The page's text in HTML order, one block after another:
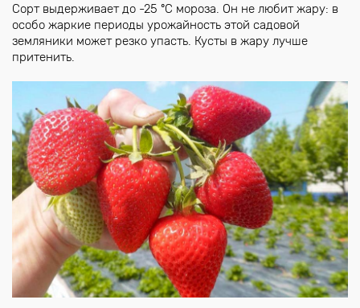
Сорт выдерживает до -25 ºC мороза. Он не любит жару: в
особо жаркие периоды урожайность этой садовой
земляники может резко упасть. Кусты в жару лучше
притенить.